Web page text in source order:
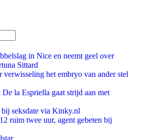
in Nice en neemt geel over
Sittard
het embryo van ander stel
la Espriella gaat strijd aan met
seksdate via Kinky.nl
ruim twee uur, agent gebeten bij